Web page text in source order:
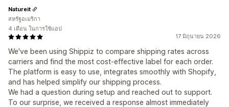
17 มิถุนายน 2026
We've been using Shippiz to compare shipping rates across
carriers and find the most cost-effective label for each order.
The platform is easy to use, integrates smoothly with Shopify,
and has helped simplify our shipping process.
We had a question during setup and reached out to support.
To our surprise, we received a response almost immediately
Natureit
สหรัฐอเมริกา
4 เดือน ในการใช้แอป